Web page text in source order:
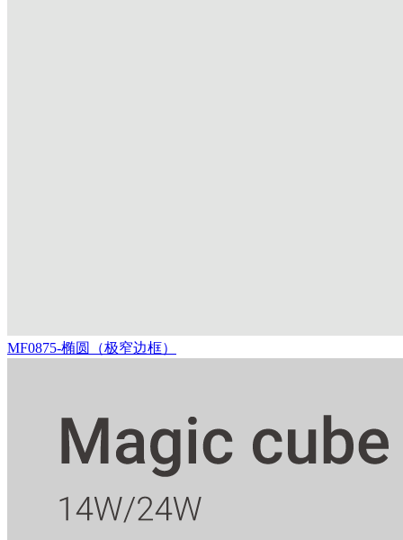
MF0875-椭圆（极窄边框）